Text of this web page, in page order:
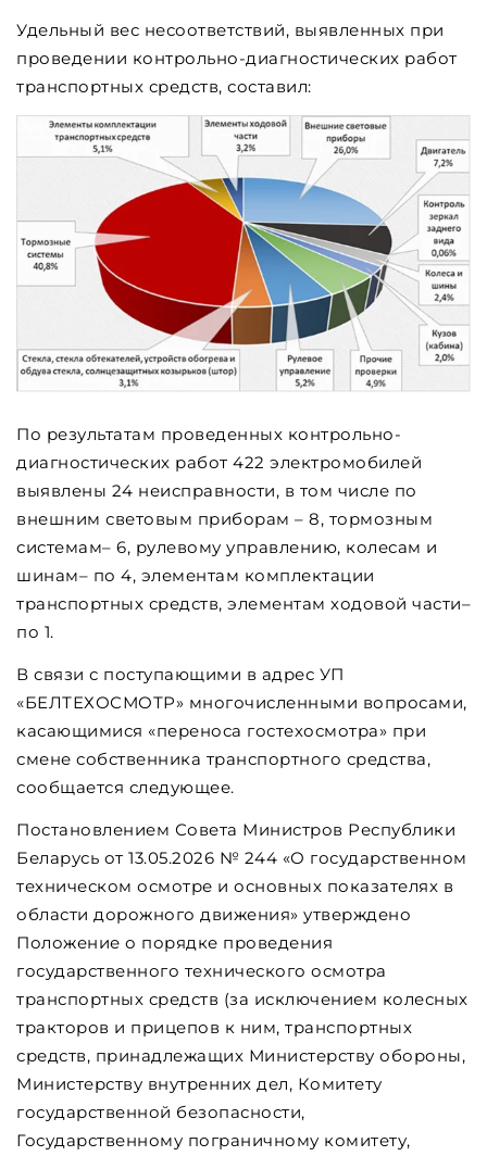
Удельный вес несоответствий, выявленных при
проведении контрольно-диагностических работ
транспортных средств, составил:
По результатам проведенных контрольно-
диагностических работ 422 электромобилей
выявлены 24 неисправности, в том числе по
внешним световым приборам – 8, тормозным
системам– 6, рулевому управлению, колесам и
шинам– по 4, элементам комплектации
транспортных средств, элементам ходовой части–
по 1.
В связи с поступающими в адрес УП
«БЕЛТЕХОСМОТР» многочисленными вопросами,
касающимися «переноса гостехосмотра» при
смене собственника транспортного средства,
сообщается следующее.
Постановлением Совета Министров Республики
Беларусь от 13.05.2026 № 244 «О государственном
техническом осмотре и основных показателях в
области дорожного движения» утверждено
Положение о порядке проведения
государственного технического осмотра
транспортных средств (за исключением колесных
тракторов и прицепов к ним, транспортных
средств, принадлежащих Министерству обороны,
Министерству внутренних дел, Комитету
государственной безопасности,
Государственному пограничному комитету,